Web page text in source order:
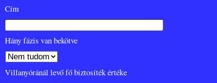
Cím
Hány fázis van bekötve
Villanyóránál levő fő biztosíték értéke